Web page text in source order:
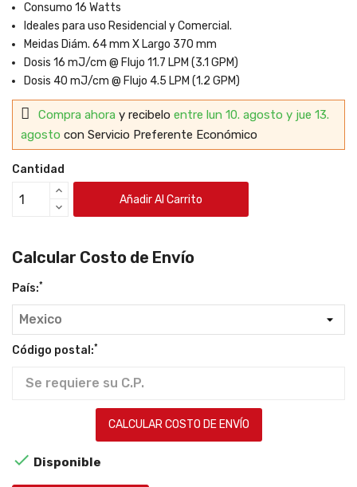
Consumo 16 Watts
Ideales para uso Residencial y Comercial.
Meidas Diám. 64 mm X Largo 370 mm
Dosis 16 mJ/cm @ Flujo 11.7 LPM (3.1 GPM)
Dosis 40 mJ/cm @ Flujo 4.5 LPM (1.2 GPM)
Compra ahora y recibelo entre lun 10. agosto y jue 13.
agosto con Servicio Preferente Económico
Cantidad
Añadir Al Carrito
Calcular Costo de Envío
País:*
Código postal:*
CALCULAR COSTO DE ENVÍO
 Disponible